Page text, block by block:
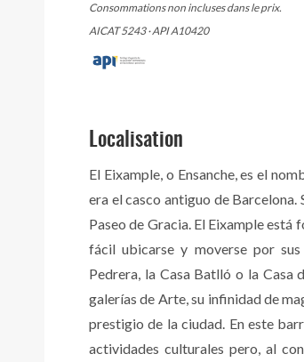
Consommations non incluses dans le prix.
AICAT 5243 · API A10420
Localisation
El Eixample, o Ensanche, es el
era el casco antiguo de Barcelona.
Paseo de Gracia. El Eixample está
fácil ubicarse y moverse por
Pedrera, la Casa Batlló o la Casa
galerías de Arte, su infinidad de
prestigio de la ciudad. En este
actividades culturales pero, al